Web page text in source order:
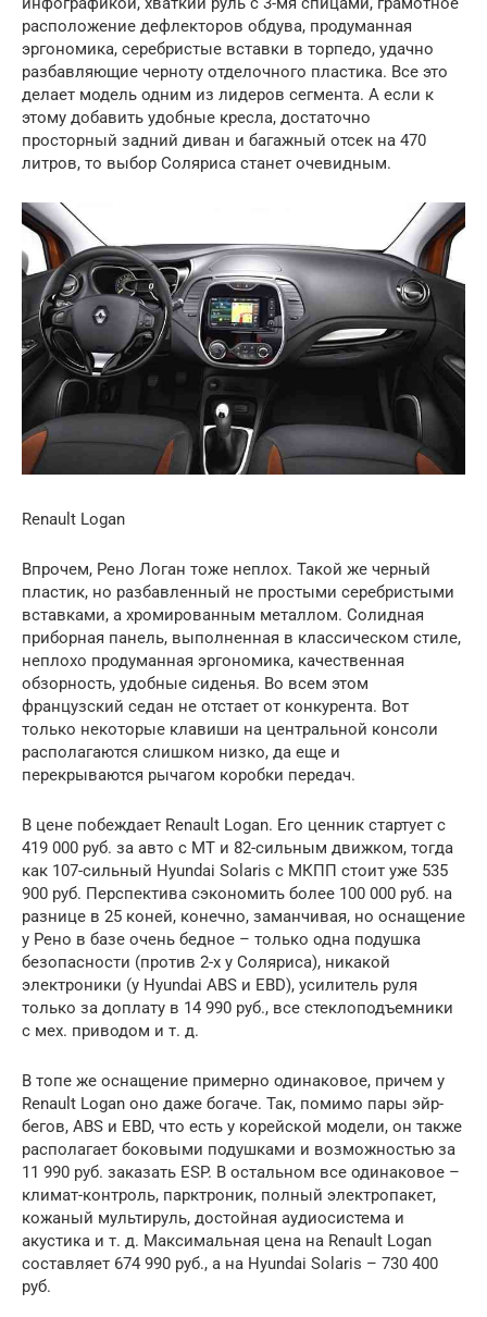
расположение дефлекторов обдува, продуманная
эргономика, серебристые вставки в торпедо, удачно
разбавляющие черноту отделочного пластика. Все это
делает модель одним из лидеров сегмента. А если к
этому добавить удобные кресла, достаточно
просторный задний диван и багажный отсек на 470
литров, то выбор Соляриса станет очевидным.
Renault Logan
Впрочем, Рено Логан тоже неплох. Такой же черный
пластик, но разбавленный не простыми серебристыми
вставками, а хромированным металлом. Солидная
приборная панель, выполненная в классическом стиле,
неплохо продуманная эргономика, качественная
обзорность, удобные сиденья. Во всем этом
французский седан не отстает от конкурента. Вот
только некоторые клавиши на центральной консоли
располагаются слишком низко, да еще и
перекрываются рычагом коробки передач.
В цене побеждает Renault Logan. Его ценник стартует с
419 000 руб. за авто с МТ и 82-сильным движком, тогда
как 107-сильный Hyundai Solaris с МКПП стоит уже 535
900 руб. Перспектива сэкономить более 100 000 руб. на
разнице в 25 коней, конечно, заманчивая, но оснащение
у Рено в базе очень бедное – только одна подушка
безопасности (против 2-х у Соляриса), никакой
электроники (у Hyundai ABS и EBD), усилитель руля
только за доплату в 14 990 руб., все стеклоподъемники
с мех. приводом и т. д.
В топе же оснащение примерно одинаковое, причем у
Renault Logan оно даже богаче. Так, помимо пары эйр-
бегов, ABS и EBD, что есть у корейской модели, он также
располагает боковыми подушками и возможностью за
11 990 руб. заказать ESP. В остальном все одинаковое –
климат-контроль, парктроник, полный электропакет,
кожаный мультируль, достойная аудиосистема и
акустика и т. д. Максимальная цена на Renault Logan
составляет 674 990 руб., а на Hyundai Solaris – 730 400
руб.